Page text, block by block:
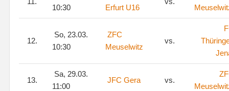
10:30
Erfurt U16
12.
So, 23.03.
10:30
ZFC
Meuselwitz
vs.
13.
Sa, 29.03.
11:00
JFC Gera vs.